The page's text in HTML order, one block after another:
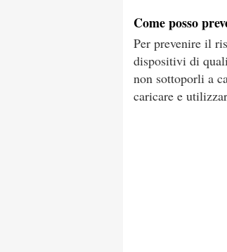
Come posso
Per prevenire il
dispositivi di
non sottoporli a
caricare e